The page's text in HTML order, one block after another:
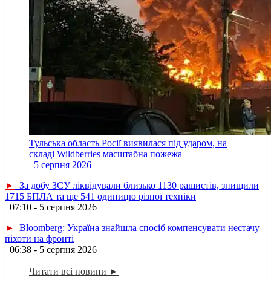
Тульська область Росії виявилася під ударом, на
складі Wildberries масштабна пожежа
5 серпня 2026
►
За добу ЗСУ ліквідували близько 1130 рашистів, знищили
1715 БПЛА та ще 541 одиницю різної техніки
07:10 - 5 серпня 2026
►
Bloomberg: Україна знайшла спосіб компенсувати нестачу
піхоти на фронті
06:38 - 5 серпня 2026
Читати всі новини ►